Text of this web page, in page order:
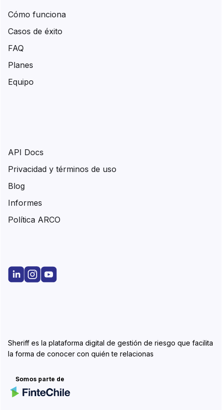
Sheriff es la plataforma digital de gestión de riesgo que facilita
la forma de conocer con quién te relacionas
Somos parte de
Cómo funciona
Casos de éxito
FAQ
Planes
Equipo
API Docs
Privacidad y términos de uso
Blog
Informes
Política ARCO